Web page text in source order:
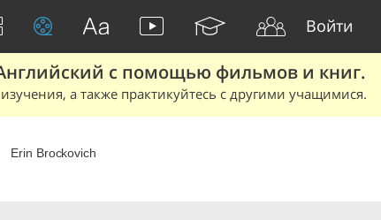
Войти
с помощью фильмов и книг.
а также практикуйтесь с другими учащимися.
Erin Brockovich